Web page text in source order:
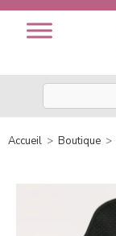
Accueil > Boutique >